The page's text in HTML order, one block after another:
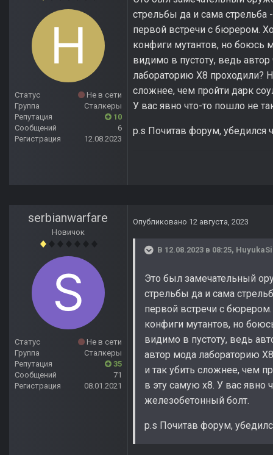
Статус
Не в сети
Группа
Сталкеры
Репутация
10
Сообщений
6
Регистрация
12.08.2023
стрельбы да и сама
первой встречи с бюрером.
конфиги мутантов, но боюсь
видимо в пустоту, ведь
лабораторию Х8 проходили?
сложнее, чем пройти дарк
У вас явно что-то пошло не
p.s Почитав форум, убедился
serbianwarfare
Новичок
Статус
Не в сети
Группа
Сталкеры
Репутация
35
Сообщений
71
Регистрация
08.01.2021
Опубликовано 12 августа, 2023
В 12.08.2023 в 08:25,
Это был замечательный
стрельбы да и сама
первой встречи с
конфиги мутантов, но
видимо в пустоту, ведь
автор мода лабораторию
и так убить сложнее, чем
в эту самую х8. У вас явно
железобетонный болт.
p.s Почитав форум,